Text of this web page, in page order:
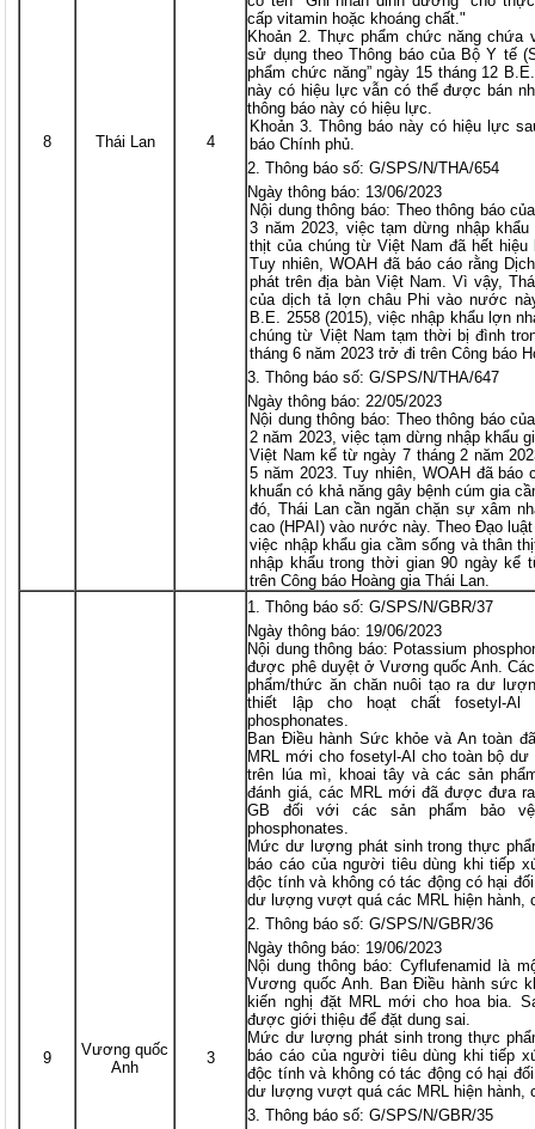
8 Thái Lan 4
cấp vitamin hoặc khoáng chất."
Khoản 2. Thực phẩm chức năng chứa
sử dụng theo Thông báo của Bộ Y tế
phẩm chức năng” ngày 15 tháng 12
này có hiệu lực vẫn có thể được bán
thông báo này có hiệu lực.
Khoản 3. Thông báo này có hiệu lực
báo Chính phủ.
Thông báo số: G/SPS/N/THA/654
Ngày thông báo: 13/06/2023
Nội dung thông báo: Theo thông báo
3 năm 2023, việc tạm dừng nhập
thịt của chúng từ Việt Nam đã hết
Tuy nhiên, WOAH đã báo cáo rằng
phát trên địa bàn Việt Nam. Vì vậy,
của dịch tả lợn châu Phi vào nước
B.E. 2558 (2015), việc nhập khẩu lợn
chúng từ Việt Nam tạm thời bị đình
tháng 6 năm 2023 trở đi trên Công báo
Thông báo số: G/SPS/N/THA/647
Ngày thông báo: 22/05/2023
Nội dung thông báo: Theo thông báo
2 năm 2023, việc tạm dừng nhập khẩu
Việt Nam kể từ ngày 7 tháng 2 năm
5 năm 2023. Tuy nhiên, WOAH đã
khuẩn có khả năng gây bệnh cúm gia
đó, Thái Lan cần ngăn chặn sự xâm
cao (HPAI) vào nước này. Theo Đạo
việc nhập khẩu gia cầm sống và thân
nhập khẩu trong thời gian 90 ngày kể
trên Công báo Hoàng gia Thái Lan.
9
Vương quốc
Anh
3
Thông báo số: G/SPS/N/GBR/37
Ngày thông báo: 19/06/2023
Nội dung thông báo: Potassium
được phê duyệt ở Vương quốc Anh.
phẩm/thức ăn chăn nuôi tạo ra dư
thiết lập cho hoạt chất fosetyl-Al
phosphonates.
Ban Điều hành Sức khỏe và An toàn
MRL mới cho fosetyl-Al cho toàn bộ
trên lúa mì, khoai tây và các sản
đánh giá, các MRL mới đã được đưa
GB đối với các sản phẩm bảo
phosphonates.
Mức dư lượng phát sinh trong thực
báo cáo của người tiêu dùng khi tiếp
độc tính và không có tác động có hại
dư lượng vượt quá các MRL hiện hành,
Thông báo số: G/SPS/N/GBR/36
Ngày thông báo: 19/06/2023
Nội dung thông báo: Cyflufenamid là
Vương quốc Anh. Ban Điều hành sức
kiến nghị đặt MRL mới cho hoa bia.
được giới thiệu để đặt dung sai.
Mức dư lượng phát sinh trong thực
báo cáo của người tiêu dùng khi tiếp
độc tính và không có tác động có hại
dư lượng vượt quá các MRL hiện hành,
Thông báo số: G/SPS/N/GBR/35